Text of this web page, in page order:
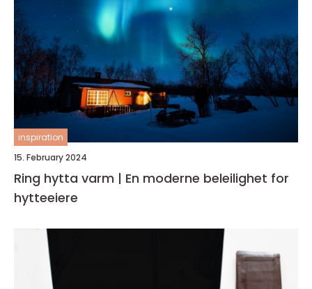
inspiration
15. February 2024
Ring hytta varm | En moderne beleilighet for
hytteeiere